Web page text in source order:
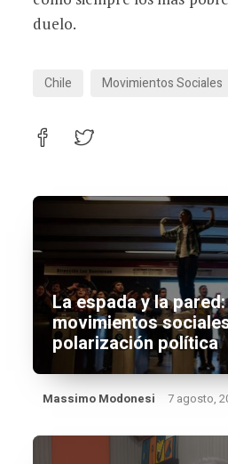
duelo.
Chile Movimientos Sociales
La espada y la pared:
movimientos
polarización política
Massimo Modonesi 7 agosto,